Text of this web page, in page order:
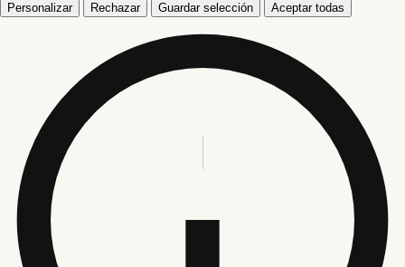
Personalizar Rechazar Guardar selección Aceptar todas